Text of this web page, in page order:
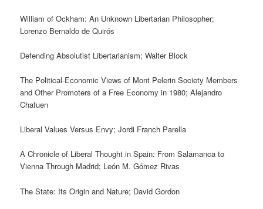
William of Ockham: An Unknown Libertarian Philosopher;
Lorenzo Bernaldo de Quirós
Defending Absolutist Libertarianism; Walter Block
The Political-Economic Views of Mont Pelerin Society Members
and Other Promoters of a Free Economy in 1980; Alejandro
Chafuen
Liberal Values Versus Envy; Jordi Franch Parella
A Chronicle of Liberal Thought in Spain: From Salamanca to
Vienna Through Madrid; León M. Gómez Rivas
The State: Its Origin and Nature; David Gordon